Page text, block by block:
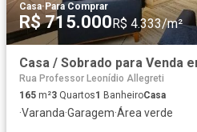
Casa· Para Comprar
R$ 715.000 R$ 4.333/m²
Rua Professor Leonídio Allegreti
165 m²3 Quartos1 BanheiroCasa
·Varanda·Garagem·Área verde